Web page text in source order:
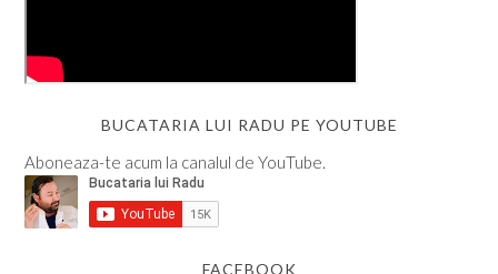
BUCATARIA LUI RADU PE YOUTUBE
Aboneaza-te acum la canalul de YouTube.
FACEBOOK